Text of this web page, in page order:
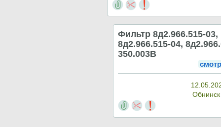
Фильтр 8д2.966.515-03,
8д2.966.515-04,
350.003В